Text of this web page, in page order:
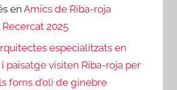
enAmics de Riba-roja
2025
especialitzats en
paisatge visiten Riba-roja per
forns d’oli de ginebre